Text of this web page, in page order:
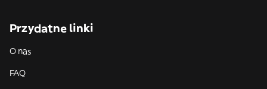
Przydatne linki
O nas
FAQ